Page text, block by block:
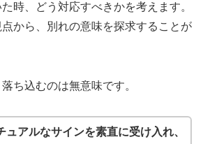
時、どう対応すべきかを考えます。
から、別れの意味を探求することが
ち込むのは無意味です。
ュアルなサインを素直に受け入れ、